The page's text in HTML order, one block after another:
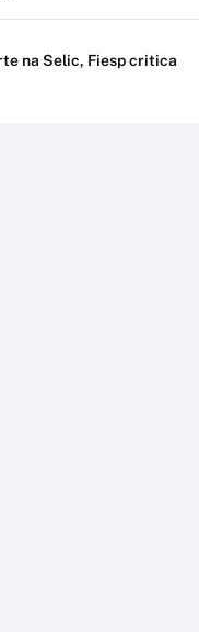
na Selic, Fiesp critica